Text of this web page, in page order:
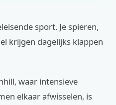
sport. Je spieren,
krijgen dagelijks klappen
waar intensieve
elkaar afwisselen, is